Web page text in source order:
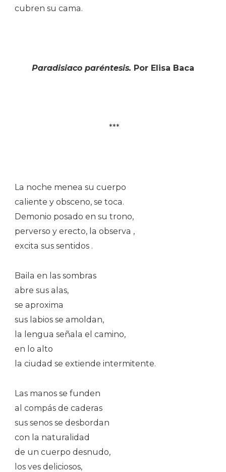
cubren su cama.
Paradisiaco paréntesis. Por Elisa Baca
***
La noche menea su cuerpo
caliente y obsceno, se toca.
Demonio posado en su trono,
perverso y erecto, la observa ,
excita sus sentidos .
Baila en las sombras
abre sus alas,
se aproxima
sus labios se amoldan,
la lengua señala el camino,
en lo alto
la ciudad se extiende intermitente.
Las manos se funden
al compás de caderas
sus senos se desbordan
con la naturalidad
de un cuerpo desnudo,
los ves deliciosos,